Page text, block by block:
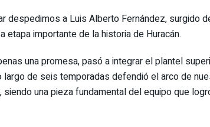
despedimos a Luis Alberto Fernández, surgido
etapa importante de la historia de Huracán.
una promesa, pasó a integrar el plantel
de seis temporadas defendió el arco de
una pieza fundamental del equipo que